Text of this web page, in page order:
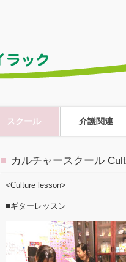
スクール 介護関連
カルチャースクール
<Culture lesson>
■ギターレッスン